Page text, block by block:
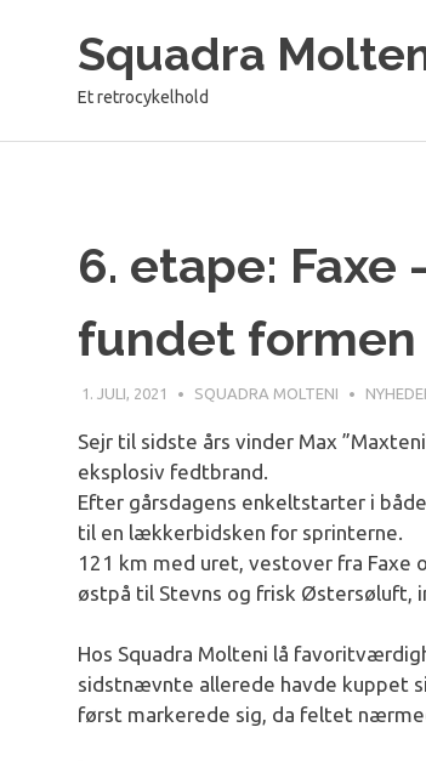
Squadra
Et retrocykelhold
6. etape: Faxe
fundet formen
1. JULI, 2021 SQUADRA MOLTENI
Sejr til sidste års vinder Max
eksplosiv fedtbrand.
Efter gårsdagens enkeltstarter i
til en lækkerbidsken for sprinterne.
121 km med uret, vestover fra Faxe
østpå til Stevns og frisk Østersøluft,
Hos Squadra Molteni lå
sidstnævnte allerede havde kuppet
først markerede sig, da feltet